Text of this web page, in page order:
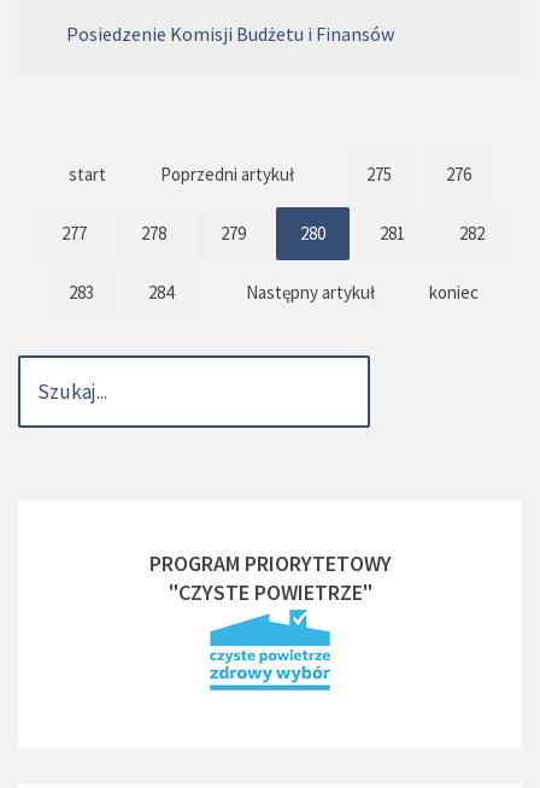
Posiedzenie Komisji Budżetu i Finansów
start Poprzedni artykuł 275 276
277 278 279 280 281 282
283 284 Następny artykuł koniec
PROGRAM PRIORYTETOWY
"CZYSTE POWIETRZE"